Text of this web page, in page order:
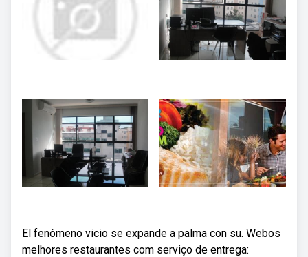
El fenómeno vicio se expande a palma con su. Webos
melhores restaurantes com serviço de entrega: